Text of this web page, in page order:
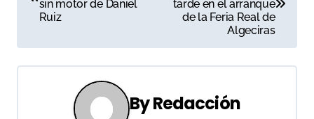
e
sin motor de Daniel
Ruiz
tarde en el arranque
de la Feria Real de
Algeciras
ByRedacción